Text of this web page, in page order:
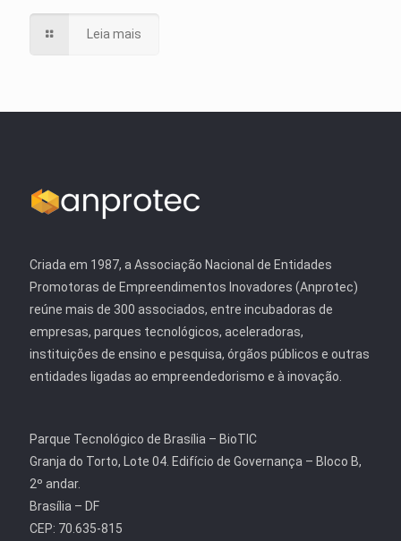
Leia mais
Criada em 1987, a Associação Nacional de Entidades
Promotoras de Empreendimentos Inovadores (Anprotec)
reúne mais de 300 associados, entre incubadoras de
empresas, parques tecnológicos, aceleradoras,
instituições de ensino e pesquisa, órgãos públicos e outras
entidades ligadas ao empreendedorismo e à inovação.
Parque Tecnológico de Brasília – BioTIC
Granja do Torto, Lote 04. Edifício de Governança – Bloco B,
2º andar.
Brasília – DF
CEP: 70.635-815